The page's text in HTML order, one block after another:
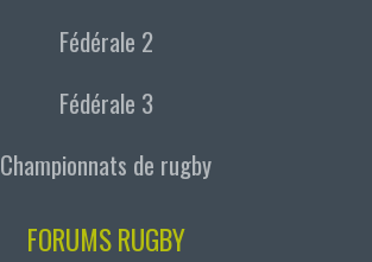
Fédérale 2
Fédérale 3
Championnats de rugby
FORUMS RUGBY